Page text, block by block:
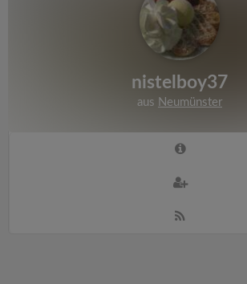
nistelboy37
aus Neumünster